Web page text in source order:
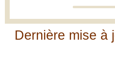
Dernière mise à